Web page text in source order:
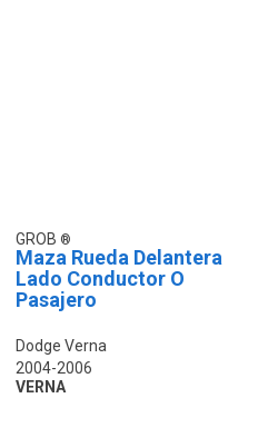
GROB
Maza Rueda Delantera
Lado Conductor O
Pasajero
Dodge Verna
2004-2006
VERNA